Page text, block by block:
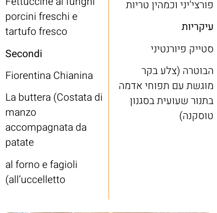
פורצי’יני וכמהין טריות
עיקריות
סטייק פיורנטיני
הבוטרה (צלע בקר
מוגשת עם תפוחי אדמה
בתנור שעועית בסגנון
טוסקנה)
porcini freschi e
tartufo fresco
Secondi
Fiorentina Chianina
La buttera (Costata di
manzo
accompagnata da
patate
al forno e fagioli
all’uccelletto)